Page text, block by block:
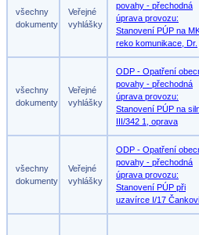
všechny
dokumenty
Veřejné
vyhlášky
povahy - přechodná
úprava provozu:
Stanovení PÚP na
reko komunikace, Dr.
všechny
dokumenty
Veřejné
vyhlášky
ODP - Opatření
povahy - přechodná
úprava provozu:
Stanovení PÚP na
III/342 1, oprava
všechny
dokumenty
Veřejné
vyhlášky
ODP - Opatření
povahy - přechodná
úprava provozu:
Stanovení PÚP při
uzavírce I/17